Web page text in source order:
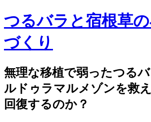
つるバラと宿根草
づくり
無理な移植で弱ったつる
ルドゥラマルメゾンを救
回復するのか？